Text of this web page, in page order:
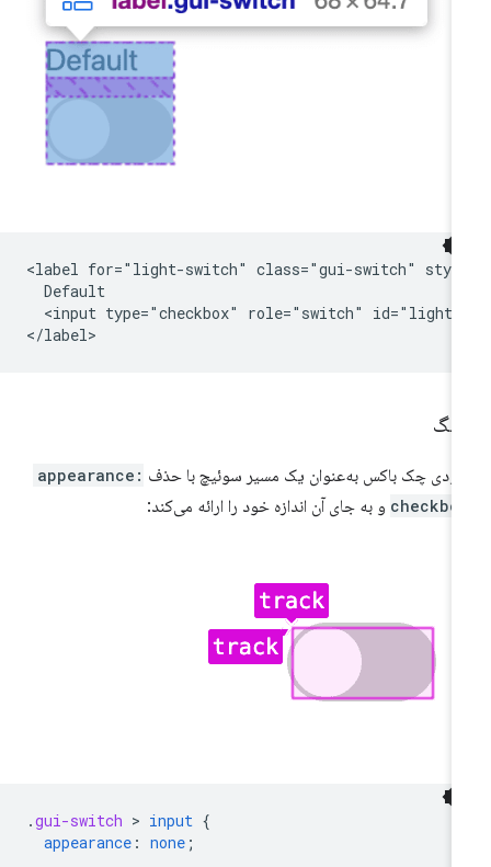
<label for="light-switch" class="gui-switch"
  Default
<input type="checkbox" role="switch"
چک باکس به‌عنوان یک مسیر سوئیچ با حذفappearance:
و به جای آن اندازه خود را ارائه می‌کند:
.gui-switch > input
appearance: none